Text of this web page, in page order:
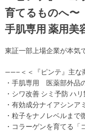
育てるものへ〜
手肌専用 薬用美
東証一部上場企業が本気
——–＜＜『ピンテ』主
・手肌専用 医薬部外品
・シワ改善 シミ予防 ハ
・有効成分ナイアシンア
・粒子をナノレベルまで
・コラーゲンを育てる「